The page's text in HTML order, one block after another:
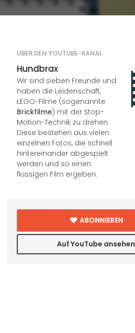
ÜBER DEN YOUTUBE-KANAL
Hundbrax
Wir sind sieben Freunde und
haben die Leidenschaft,
LEGO-Filme (sogenannte
Brickfilme) mit der Stop-
Motion-Technik zu drehen.
Diese bestehen aus vielen
einzelnen Fotos, die schnell
hintereinander abgespielt
werden und so einen
flüssigen Film ergeben.
ABONNIEREN
Auf YouTube ansehen